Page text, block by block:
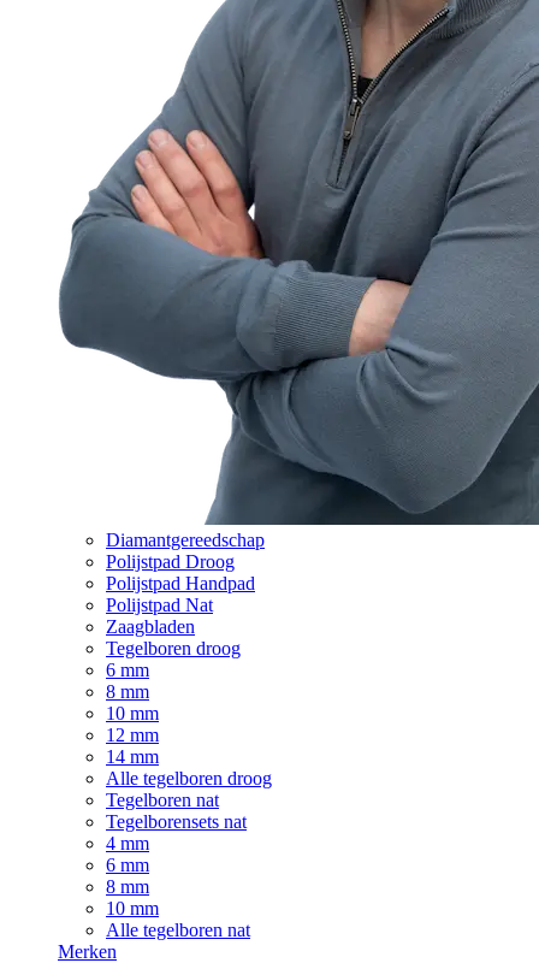
Diamantgereedschap
Polijstpad Droog
Polijstpad Handpad
Polijstpad Nat
Zaagbladen
Tegelboren droog
6 mm
8 mm
10 mm
12 mm
14 mm
Alle tegelboren droog
Tegelboren nat
Tegelborensets nat
4 mm
6 mm
8 mm
10 mm
Alle tegelboren nat
Merken